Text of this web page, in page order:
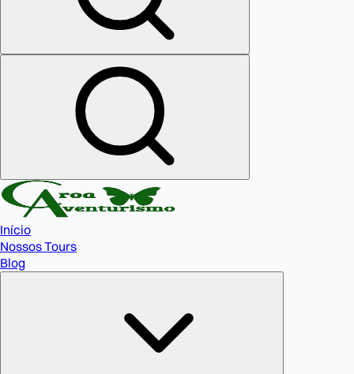
Início
Nossos Tours
Blog